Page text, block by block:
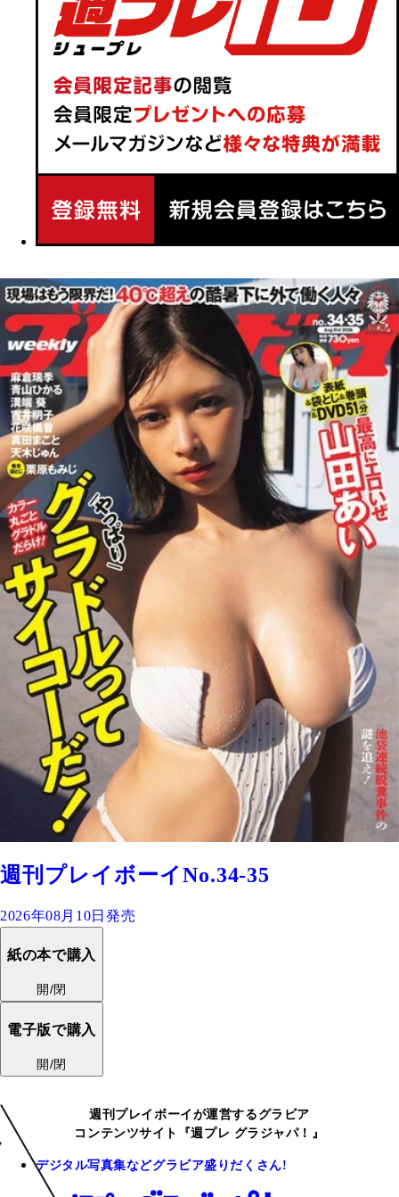
週刊プレイボーイNo.34-35
2026年08月10日発売
紙の本で購入
開/閉
電子版で購入
開/閉
週刊プレイボーイが運営するグラビア
コンテンツサイト『週プレ グラジャパ！』
デジタル写真集などグラビア盛りだくさん!